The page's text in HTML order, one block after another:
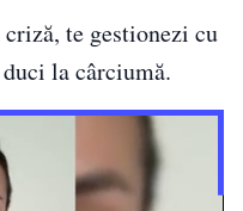
te gestionezi cu
la cârciumă.